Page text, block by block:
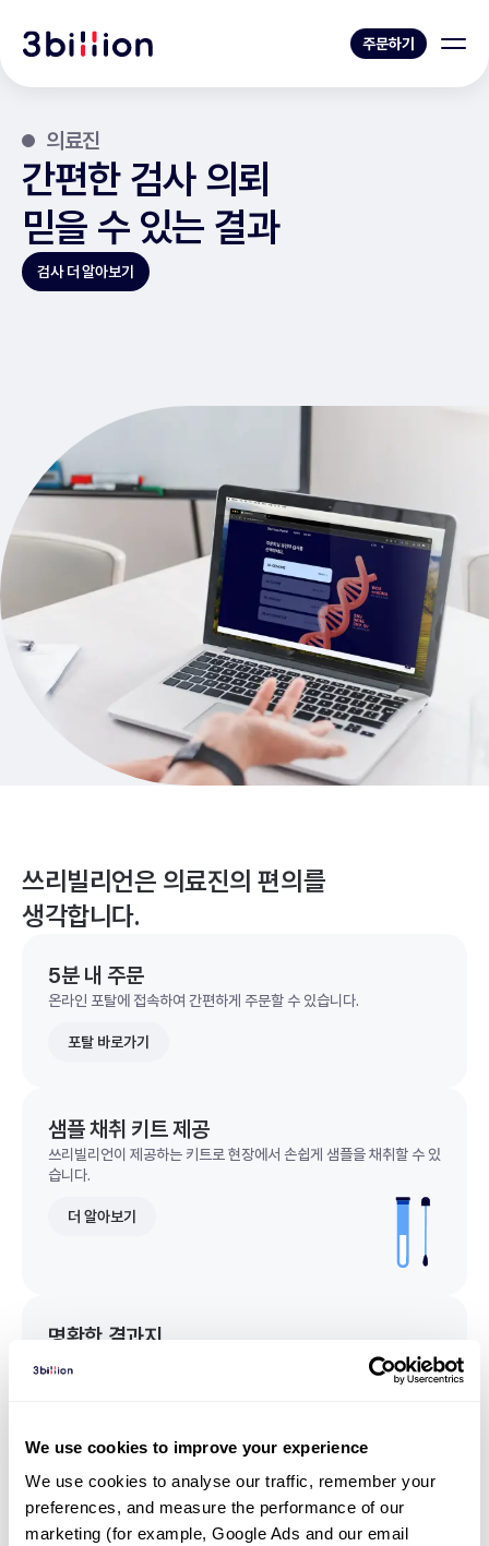
We use cookies to improve your experience
We use cookies to analyse our traffic, remember your
preferences, and measure the performance of our
marketing (for example, Google Ads and our email
주문하기
의료진
간편한 검사 의뢰
믿을 수 있는 결과
검사 더 알아보기
쓰리빌리언은 의료진의 편의를
생각합니다.
5분 내 주문
온라인 포탈에 접속하여 간편하게 주문할 수 있습니다.
포탈 바로가기
샘플 채취 키트 제공
쓰리빌리언이 제공하는 키트로 현장에서 손쉽게 샘플을 채취할 수 있
습니다.
더 알아보기
명확한 결과지
임상유전학팀과 소통
궁금한 점을 임상유전학팀과 직접 논의 할 수 있습니다.